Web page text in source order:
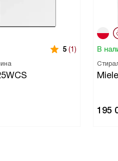
5 (1) В
195